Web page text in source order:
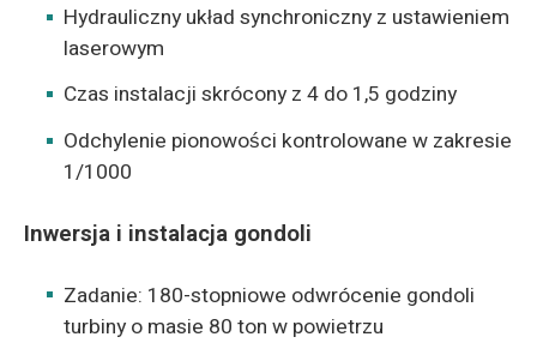
Hydrauliczny układ synchroniczny z ustawieniem
laserowym
Czas instalacji skrócony z 4 do 1,5 godziny
Odchylenie pionowości kontrolowane w zakresie
1/1000
Inwersja i instalacja gondoli
Zadanie: 180-stopniowe odwrócenie gondoli
turbiny o masie 80 ton w powietrzu